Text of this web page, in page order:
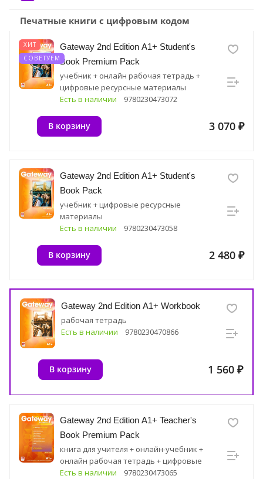
Печатные книги с цифровым кодом
ХИТ
СОВЕТУЕМ
Gateway 2nd Edition A1+ Student's
Book Premium Pack
учебник + онлайн рабочая тетрадь +
цифровые ресурсные материалы
Есть в наличии
9780230473072
3 070 ₽
В корзину
Gateway 2nd Edition A1+ Student's
Book Pack
учебник + цифровые ресурсные
материалы
Есть в наличии
9780230473058
2 480 ₽
В корзину
Gateway 2nd Edition A1+ Workbook
рабочая тетрадь
Есть в наличии
9780230470866
1 560 ₽
В корзину
Gateway 2nd Edition A1+ Teacher's
Book Premium Pack
книга для учителя + онлайн-учебник +
онлайн рабочая тетрадь + цифровые
ресурсные материалы
Есть в наличии 9780230473065